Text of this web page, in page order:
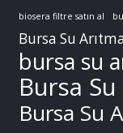
biosera filtre satın al
Bursa Su
bursa su
Bursa
Bursa Su